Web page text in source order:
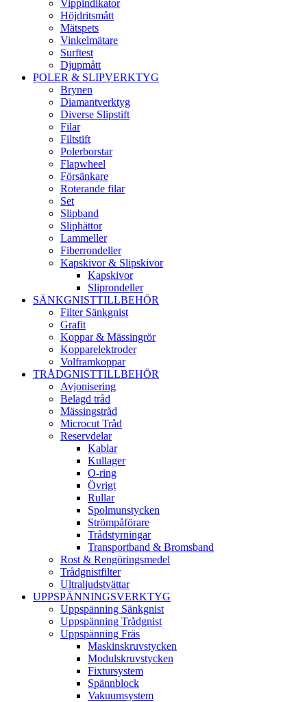
Vippindikator
Höjdritsmått
Mätspets
Vinkelmätare
Surftest
Djupmått
POLER & SLIPVERKTYG
Brynen
Diamantverktyg
Diverse Slipstift
Filar
Filtstift
Polerborstar
Flapwheel
Försänkare
Roterande filar
Set
Slipband
Sliphättor
Lammeller
Fiberrondeller
Kapskivor & Slipskivor
Kapskivor
Sliprondeller
SÄNKGNISTTILLBEHÖR
Filter Sänkgnist
Grafit
Koppar & Mässingrör
Kopparelektroder
Volframkoppar
TRÅDGNISTTILLBEHÖR
Avjonisering
Belagd tråd
Mässingstråd
Microcut Tråd
Reservdelar
Kablar
Kullager
O-ring
Övrigt
Rullar
Spolmunstycken
Strömpåförare
Trådstyrningar
Transportband & Bromsband
Rost & Rengöringsmedel
Trådgnistfilter
Ultraljudstvättar
UPPSPÄNNINGSVERKTYG
Uppspänning Sänkgnist
Uppspänning Trådgnist
Uppspänning Fräs
Maskinskruvstycken
Modulskruvstycken
Fixtursystem
Spännblock
Vakuumsystem